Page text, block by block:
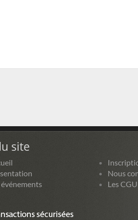
site
événements
Nous
Les CGU